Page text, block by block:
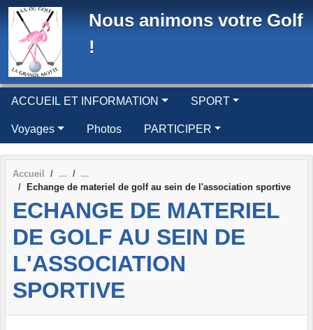
Nous animons votre Golf
!
ACCUEIL ET INFORMATION SPORT
Voyages Photos PARTICIPER
Accueil
Echange de materiel de golf au sein de l'association sportive
ECHANGE DE MATERIEL
DE GOLF AU SEIN DE
L'ASSOCIATION
SPORTIVE
Panneau de gestion des cookies